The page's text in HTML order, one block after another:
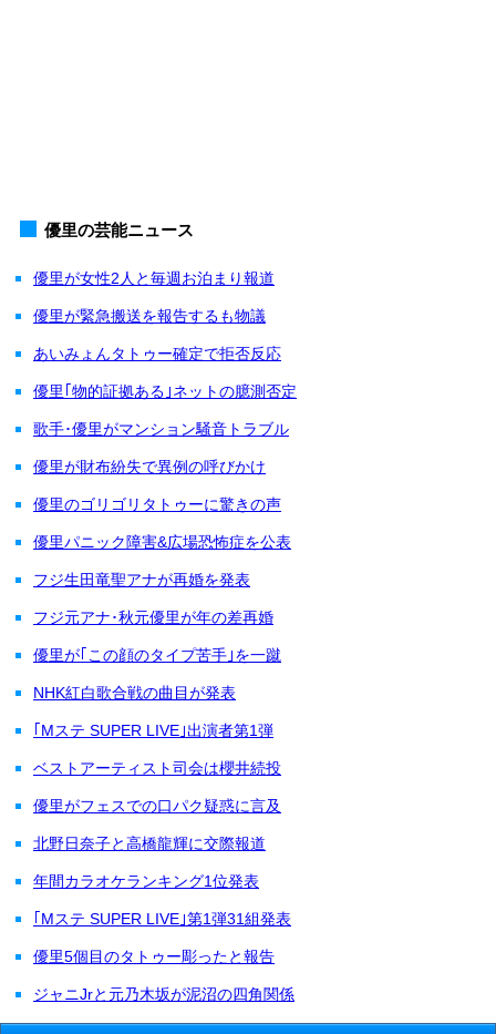
優里の芸能ニュース
優里が女性2人と毎週お泊まり報道
優里が緊急搬送を報告するも物議
あいみょんタトゥー確定で拒否反応
優里｢物的証拠ある｣ネットの臆測否定
歌手･優里がマンション騒音トラブル
優里が財布紛失で異例の呼びかけ
優里のゴリゴリタトゥーに驚きの声
優里パニック障害&広場恐怖症を公表
フジ生田竜聖アナが再婚を発表
フジ元アナ･秋元優里が年の差再婚
優里が｢この顔のタイプ苦手｣を一蹴
NHK紅白歌合戦の曲目が発表
｢Mステ SUPER LIVE｣出演者第1弾
ベストアーティスト司会は櫻井続投
優里がフェスでの口パク疑惑に言及
北野日奈子と高橋龍輝に交際報道
年間カラオケランキング1位発表
｢Mステ SUPER LIVE｣第1弾31組発表
優里5個目のタトゥー彫ったと報告
ジャニJrと元乃木坂が泥沼の四角関係